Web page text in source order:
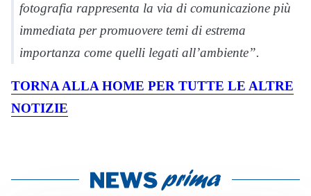
fotografia rappresenta la via di comunicazione più
immediata per promuovere temi di estrema
importanza come quelli legati all’ambiente”.
TORNA ALLA HOME PER TUTTE LE ALTRE
NOTIZIE